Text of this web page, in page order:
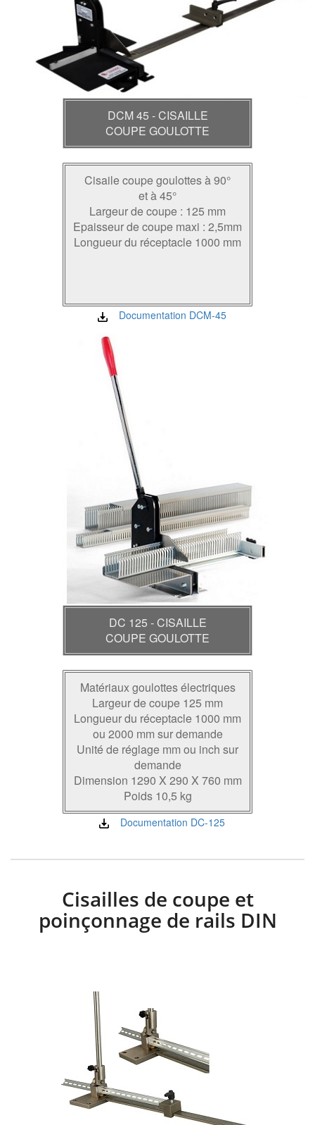
DCM 45 - CISAILLE
COUPE GOULOTTE
Cisaile coupe goulottes à 90°
et à 45°
Largeur de coupe : 125 mm
Epaisseur de coupe maxi : 2,5mm
Longueur du réceptacle 1000 mm
Documentation DCM-45
DC 125 - CISAILLE
COUPE GOULOTTE
Matériaux goulottes électriques
Largeur de coupe 125 mm
Longueur du réceptacle 1000 mm
ou 2000 mm sur demande
Unité de réglage mm ou inch sur
demande
Dimension 1290 X 290 X 760 mm
Poids 10,5 kg
Documentation DC-125
Cisailles de coupe et
poinçonnage de rails DIN